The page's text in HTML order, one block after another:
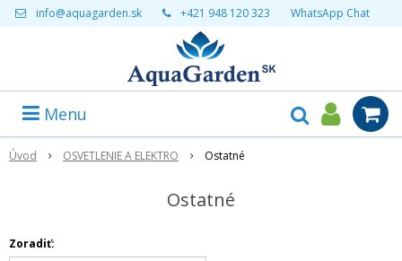
info@aquagarden.sk +421 948 120 323 WhatsApp Chat
Menu
Úvod OSVETLENIE A ELEKTRO Ostatné
Ostatné
Zoradiť: